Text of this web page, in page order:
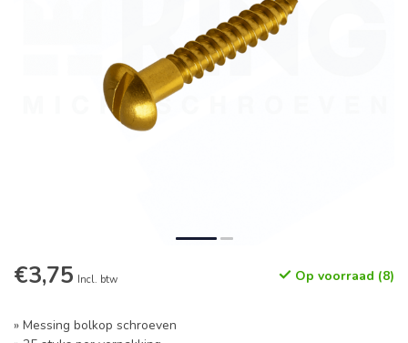
€3,75 Incl. btw Op voorraad (8)
» Messing bolkop schroeven